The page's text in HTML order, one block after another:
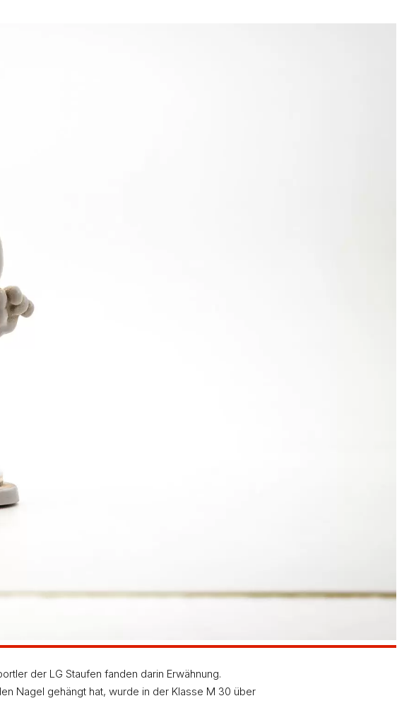
der LG Staufen fanden darin Erwähnung.
Nagel gehängt hat, wurde in der Klasse M 30 über
Werner Kiener im Hammerwerfen mit 31,53 m an 43. Stelle.
der Lorcher Rudolf Patzner. Der bereits 85-Jährige erkämpfte